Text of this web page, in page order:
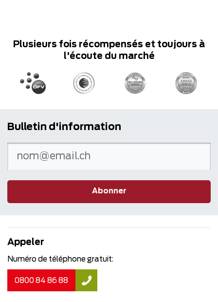
Plusieurs fois récompensés et toujours à
l'écoute du marché
Bulletin d'information
Abonner
Appeler
Numéro de téléphone gratuit:
0800 84 86 88